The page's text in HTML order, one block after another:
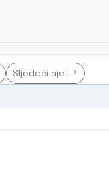
Sljedeći ajet